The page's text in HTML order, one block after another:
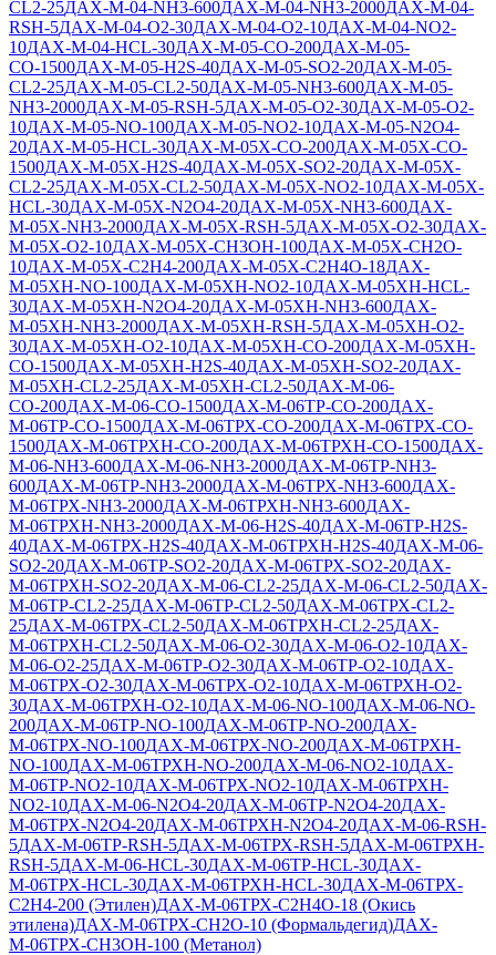
CL2-25ДАХ-М-04-NH3-600ДАХ-М-04-NH3-2000ДАХ-М-04-
RSH-5ДАХ-М-04-O2-30ДАХ-М-04-O2-10ДАХ-М-04-NO2-
10ДАХ-М-04-HCL-30ДАХ-М-05-СО-200ДАХ-М-05-
СО-1500ДАХ-М-05-H2S-40ДАХ-М-05-SO2-20ДАХ-М-05-
CL2-25ДАХ-М-05-CL2-50ДАХ-М-05-NH3-600ДАХ-М-05-
NH3-2000ДАХ-М-05-RSH-5ДАХ-М-05-O2-30ДАХ-М-05-O2-
10ДАХ-М-05-NO-100ДАХ-М-05-NO2-10ДАХ-М-05-N2O4-
20ДАХ-М-05-HCL-30ДАХ-М-05Х-CO-200ДАХ-М-05Х-CO-
1500ДАХ-М-05Х-H2S-40ДАХ-М-05Х-SO2-20ДАХ-М-05Х-
CL2-25ДАХ-М-05Х-CL2-50ДАХ-М-05Х-NO2-10ДАХ-М-05Х-
HCL-30ДАХ-М-05Х-N2O4-20ДАХ-М-05Х-NH3-600ДАХ-
М-05Х-NH3-2000ДАХ-М-05Х-RSH-5ДАХ-М-05Х-O2-30ДАХ-
М-05Х-O2-10ДАХ-М-05Х-CH3OH-100ДАХ-М-05Х-CH2O-
10ДАХ-М-05Х-C2H4-200ДАХ-М-05Х-C2H4O-18ДАХ-
М-05ХН-NO-100ДАХ-М-05ХН-NO2-10ДАХ-М-05ХН-HCL-
30ДАХ-М-05ХН-N2O4-20ДАХ-М-05ХН-NH3-600ДАХ-
М-05ХН-NH3-2000ДАХ-М-05ХН-RSH-5ДАХ-М-05ХН-O2-
30ДАХ-М-05ХН-O2-10ДАХ-М-05ХН-CO-200ДАХ-М-05ХН-
CO-1500ДАХ-М-05ХН-H2S-40ДАХ-М-05ХН-SO2-20ДАХ-
М-05ХН-CL2-25ДАХ-М-05ХН-CL2-50ДАХ-М-06-
СО-200ДАХ-М-06-СО-1500ДАХ-М-06ТР-CO-200ДАХ-
М-06ТР-CO-1500ДАХ-М-06ТРХ-CO-200ДАХ-М-06ТРХ-CO-
1500ДАХ-М-06ТРХН-CO-200ДАХ-М-06ТРХН-CO-1500ДАХ-
М-06-NH3-600ДАХ-М-06-NH3-2000ДАХ-М-06ТР-NH3-
600ДАХ-М-06ТР-NH3-2000ДАХ-М-06ТРХ-NH3-600ДАХ-
М-06ТРХ-NH3-2000ДАХ-М-06ТРХН-NH3-600ДАХ-
М-06ТРХН-NH3-2000ДАХ-М-06-Н2S-40ДАХ-М-06ТР-Н2S-
40ДАХ-М-06ТРХ-H2S-40ДАХ-М-06ТРХН-H2S-40ДАХ-М-06-
SO2-20ДАХ-М-06ТР-SO2-20ДАХ-М-06ТРХ-SO2-20ДАХ-
М-06ТРХН-SO2-20ДАХ-М-06-CL2-25ДАХ-М-06-CL2-50ДАХ-
М-06ТР-CL2-25ДАХ-М-06ТР-CL2-50ДАХ-М-06ТРХ-CL2-
25ДАХ-М-06ТРХ-CL2-50ДАХ-М-06ТРХН-CL2-25ДАХ-
М-06ТРХН-CL2-50ДАХ-М-06-O2-30ДАХ-М-06-O2-10ДАХ-
М-06-O2-25ДАХ-М-06ТР-O2-30ДАХ-М-06ТР-O2-10ДАХ-
М-06ТРХ-O2-30ДАХ-М-06ТРХ-O2-10ДАХ-М-06ТРХН-O2-
30ДАХ-М-06ТРХН-O2-10ДАХ-М-06-NO-100ДАХ-М-06-NO-
200ДАХ-М-06ТР-NO-100ДАХ-М-06ТР-NO-200ДАХ-
М-06ТРХ-NO-100ДАХ-М-06ТРХ-NO-200ДАХ-М-06ТРХН-
NO-100ДАХ-М-06ТРХН-NO-200ДАХ-М-06-NO2-10ДАХ-
М-06ТР-NO2-10ДАХ-М-06ТРХ-NO2-10ДАХ-М-06ТРХН-
NO2-10ДАХ-М-06-N2O4-20ДАХ-М-06ТР-N2O4-20ДАХ-
М-06ТРХ-N2O4-20ДАХ-М-06ТРХН-N2O4-20ДАХ-М-06-RSH-
5ДАХ-М-06ТР-RSH-5ДАХ-М-06ТРХ-RSH-5ДАХ-М-06ТРХН-
RSH-5ДАХ-М-06-HCL-30ДАХ-М-06ТР-HCL-30ДАХ-
М-06ТРХ-HCL-30ДАХ-М-06ТРХН-HCL-30ДАХ-М-06ТРХ-
C2H4-200 (Этилен)ДАХ-М-06ТРХ-C2H4O-18 (Окись
этилена)ДАХ-М-06ТРХ-CH2O-10 (Формальдегид)ДАХ-
М-06ТРХ-CH3OH-100 (Метанол)